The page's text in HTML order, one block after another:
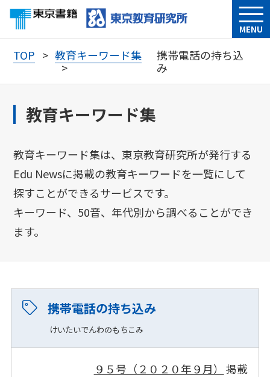
MENU
TOP 教育キーワード集
携帯電話の持ち込
み
教育キーワード集
教育キーワード集は、東京教育研究所が発行する
Edu Newsに掲載の教育キーワードを一覧にして
探すことができるサービスです。
キーワード、50音、年代別から調べることができ
ます。
携帯電話の持ち込み
けいたいでんわのもちこみ
９５号（２０２０年９月） 掲載